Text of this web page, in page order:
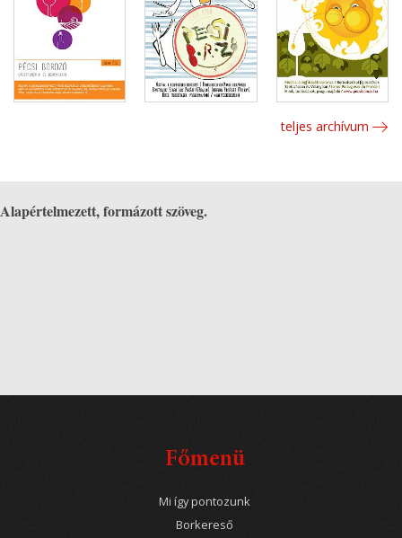
teljes archívum
Alapértelmezett, formázott szöveg.
Főmenü
Mi így pontozunk
Borkereső